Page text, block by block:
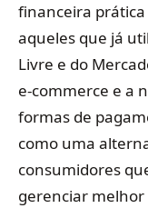
financeira prática
aqueles que já
Livre e do
e-commerce e a
formas de
como uma
consumidores
gerenciar melhor